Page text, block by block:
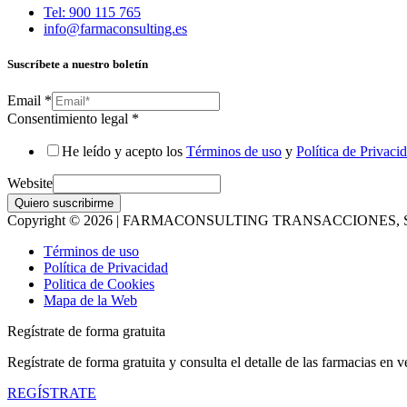
Tel: 900 115 765
info@farmaconsulting.es
Suscríbete a nuestro boletín
Email *
Consentimiento legal *
He leído y acepto los Términos de uso y Política de
Website
Quiero suscribirme
Copyright © 2026 | FARMACONSULTING TRANSACCIONES,
Términos de uso
Política de Privacidad
Politica de Cookies
Mapa de la Web
Regístrate de forma gratuita
Regístrate de forma gratuita y consulta el detalle de las farmacias en
REGÍSTRATE